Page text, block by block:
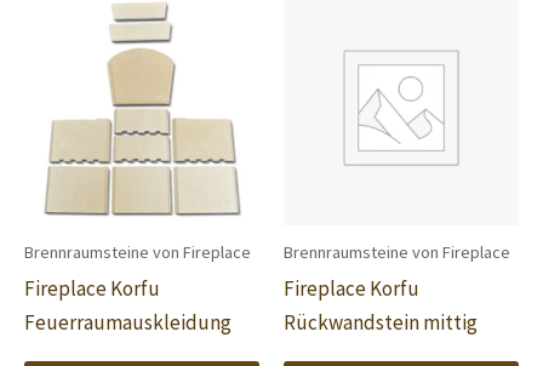
Brennraumsteine von Fireplace
Fireplace Korfu
Feuerraumauskleidung
Brennraumsteine von Fireplace
Fireplace Korfu
Rückwandstein mittig